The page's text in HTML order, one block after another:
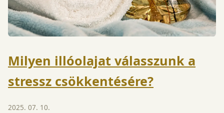
Milyen illóolajat válasszunk a
stressz csökkentésére?
2025. 07. 10.